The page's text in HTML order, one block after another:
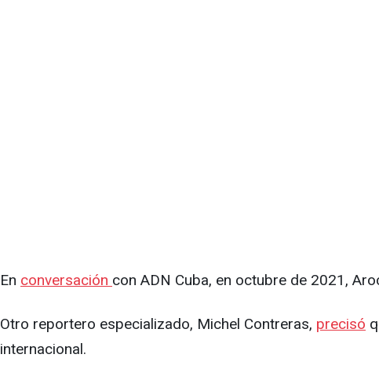
En conversación con ADN Cuba, en octubre de 2021,
Otro reportero especializado, Michel Contreras, precisó
internacional.